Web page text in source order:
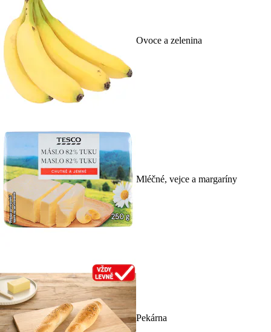
Ovoce a zelenina
Mléčné, vejce a margaríny
Pekárna